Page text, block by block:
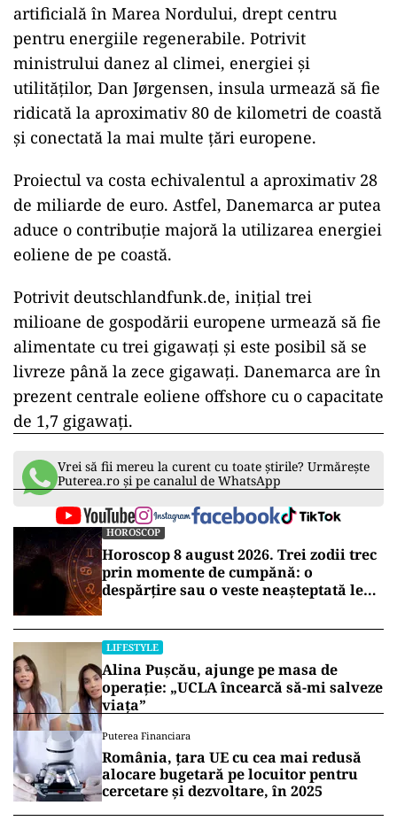
artificială în Marea Nordului, drept centru
pentru energiile regenerabile. Potrivit
ministrului danez al climei, energiei şi
utilităţilor, Dan Jørgensen, insula urmează să fie
ridicată la aproximativ 80 de kilometri de coastă
și conectată la mai multe țări europene.
Proiectul va costa echivalentul a aproximativ 28
de miliarde de euro. Astfel, Danemarca ar putea
aduce o contribuție majoră la utilizarea energiei
eoliene de pe coastă.
Potrivit deutschlandfunk.de, inițial trei
milioane de gospodării europene urmează să fie
alimentate cu trei gigawați şi este posibil să se
livreze până la zece gigawați. Danemarca are în
prezent centrale eoliene offshore cu o capacitate
de 1,7 gigawați.
Vrei să fii mereu la curent cu toate știrile? Urmărește
Puterea.ro și pe canalul de WhatsApp
HOROSCOP
Horoscop 8 august 2026. Trei zodii trec
prin momente de cumpănă: o
despărțire sau o veste neașteptată le
LIFESTYLE
Alina Pușcău, ajunge pe masa de
operație: „UCLA încearcă să-mi salveze
viața”
Puterea Financiara
România, țara UE cu cea mai redusă
alocare bugetară pe locuitor pentru
cercetare și dezvoltare, în 2025